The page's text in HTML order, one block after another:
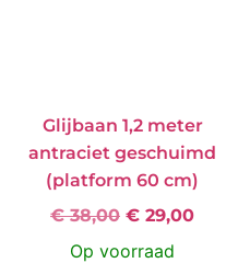
Glijbaan 1,2 meter
antraciet geschuimd
(platform 60 cm)
€38,00 € 29,00
Op voorraad